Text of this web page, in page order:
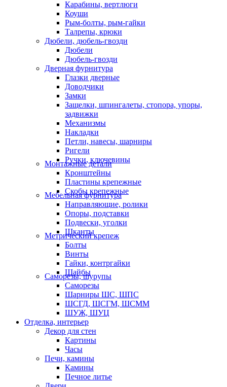
Карабины, вертлюги
Коуши
Рым-болты, рым-гайки
Талрепы, крюки
Дюбели, дюбель-гвозди
Дюбели
Дюбель-гвозди
Дверная фурнитура
Глазки дверные
Доводчики
Замки
Защелки, шпингалеты, стопора, упоры,
задвижки
Механизмы
Накладки
Петли, навесы, шарниры
Ригели
Ручки, ключевины
Монтажные детали
Кронштейны
Пластины крепежные
Скобы крепежные
Мебельная фурнитура
Направляющие, ролики
Опоры, подставки
Подвески, уголки
Шканты
Метрический крепеж
Болты
Винты
Гайки, контргайки
Шайбы
Саморезы, шурупы
Саморезы
Шарниры ШС, ШПС
ШСГД, ШСГМ, ШСММ
ШУЖ, ШУЦ
Отделка, интерьер
Декор для стен
Картины
Часы
Печи, камины
Камины
Печное литье